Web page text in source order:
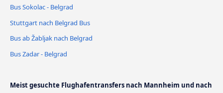
Bus Sokolac - Belgrad
Stuttgart nach Belgrad Bus
Bus ab Žabljak nach Belgrad
Bus Zadar - Belgrad
Meist gesuchte Flughafentransfers nach Mannheim und nach